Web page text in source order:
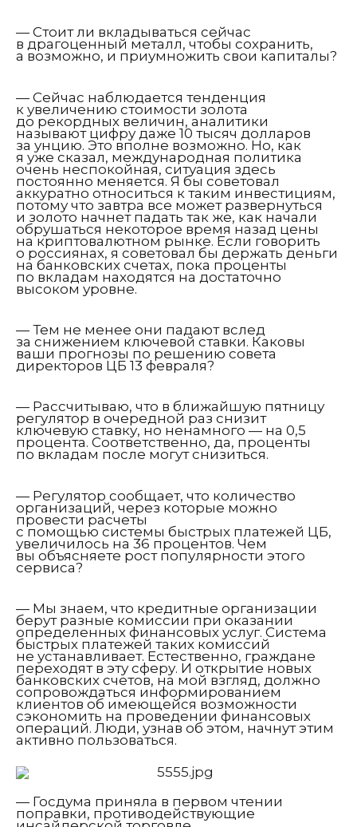
— Стоит ли вкладываться сейчас
в драгоценный металл, чтобы сохранить,
а возможно, и приумножить свои капиталы?
— Сейчас наблюдается тенденция
к увеличению стоимости золота
до рекордных величин, аналитики
называют цифру даже 10 тысяч долларов
за унцию. Это вполне возможно. Но, как
я уже сказал, международная политика
очень неспокойная, ситуация здесь
постоянно меняется. Я бы советовал
аккуратно относиться к таким инвестициям,
потому что завтра все может развернуться
и золото начнет падать так же, как начали
обрушаться некоторое время назад цены
на криптовалютном рынке. Если говорить
о россиянах, я советовал бы держать деньги
на банковских счетах, пока проценты
по вкладам находятся на достаточно
высоком уровне.
— Тем не менее они падают вслед
за снижением ключевой ставки. Каковы
ваши прогнозы по решению совета
директоров ЦБ 13 февраля?
— Рассчитываю, что в ближайшую пятницу
регулятор в очередной раз снизит
ключевую ставку, но ненамного — на 0,5
процента. Соответственно, да, проценты
по вкладам после могут снизиться.
— Регулятор сообщает, что количество
организаций, через которые можно
провести расчеты
с помощью системы быстрых платежей ЦБ,
увеличилось на 36 процентов. Чем
вы объясняете рост популярности этого
сервиса?
— Мы знаем, что кредитные организации
берут разные комиссии при оказании
определенных финансовых услуг. Система
быстрых платежей таких комиссий
не устанавливает. Естественно, граждане
переходят в эту сферу. И открытие новых
банковских счетов, на мой взгляд, должно
сопровождаться информированием
клиентов об имеющейся возможности
сэкономить на проведении финансовых
операций. Люди, узнав об этом, начнут этим
активно пользоваться.
— Госдума приняла в первом чтении
поправки, противодействующие